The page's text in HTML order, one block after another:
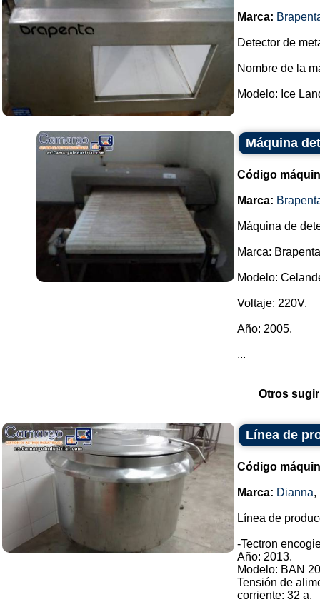
Marca:
Detector de
Nombre de la
Modelo: Ice
Máquina
Código
Marca:
Máquina de
Marca:
Modelo:
Voltaje: 220V.
Año: 2005.
...
Otros
Línea de
Código
Marca: Dianna,
Línea de
-Tectron
Año: 2013.
Modelo: BAN
Tensión de
corriente: 32 a.